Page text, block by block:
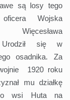
są losy tego
oficera Wojska
Urodził się w
osadnika. Za
1920 roku
mu działkę
wsi Huta na